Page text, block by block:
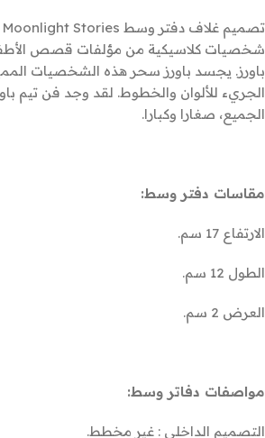
شخصيات كلاسيكية من مؤلفات قصص
باورز. يجسد باورز سحر هذه الشخصيات
الجريء للألوان والخطوط. لقد وجد فن تيم
الجميع، صغارا وكبارا.
مقاسات دفتر وسط:
الارتفاع 17 سم.
الطول 12 سم.
العرض 2 سم.
مواصفات دفاتر وسط:
التصميم الداخلي : غير مخطط.